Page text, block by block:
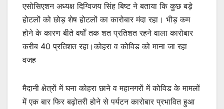
एसोसिएशन अध्यक्ष दिग्विजय सिंह बिष्ट ने बताया कि कुछ बड़े
होटलों को छोड़ शेष होटलों का कारोबार मंदा रहा। भीड़ कम
होने के कारण बीते वर्षों तक शत प्रतिशत रहने वाला कारोबार
करीब 40 प्रतिशत रहा।कोहरा व कोविड को माना जा रहा
वजह
मैदानी क्षेत्रों में घना कोहरा छाने व महानगरों में कोविड के मामलों
में एक बार फिर बढ़ोतरी होने से पर्यटन कारोबार प्रभावित हुआ